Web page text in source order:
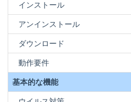
インストール
アンインストール
ダウンロード
動作要件
基本的な機能